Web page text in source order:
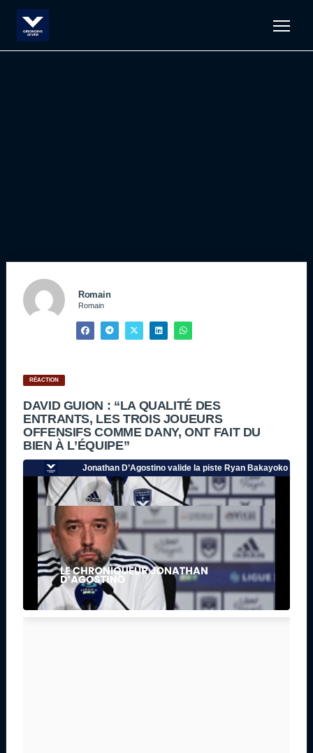
Romain
Romain
RÉACTION
DAVID GUION : “LA QUALITÉ DES
ENTRANTS, LES TROIS JOUEURS
OFFENSIFS COMME DANY, ONT FAIT DU
BIEN À L’ÉQUIPE”